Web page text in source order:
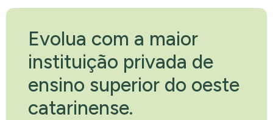
Evolua com a maior
instituição privada de
ensino superior do oeste
catarinense.